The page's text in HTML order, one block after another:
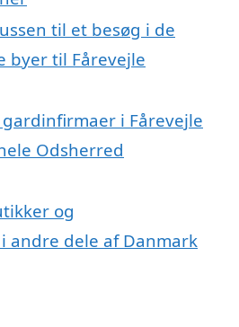
til et besøg i de
byer til Fårevejle
i Fårevejle
Odsherred
og
andre dele af Danmark